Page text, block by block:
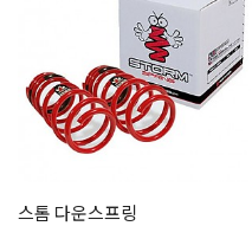
스톰 다운스프링